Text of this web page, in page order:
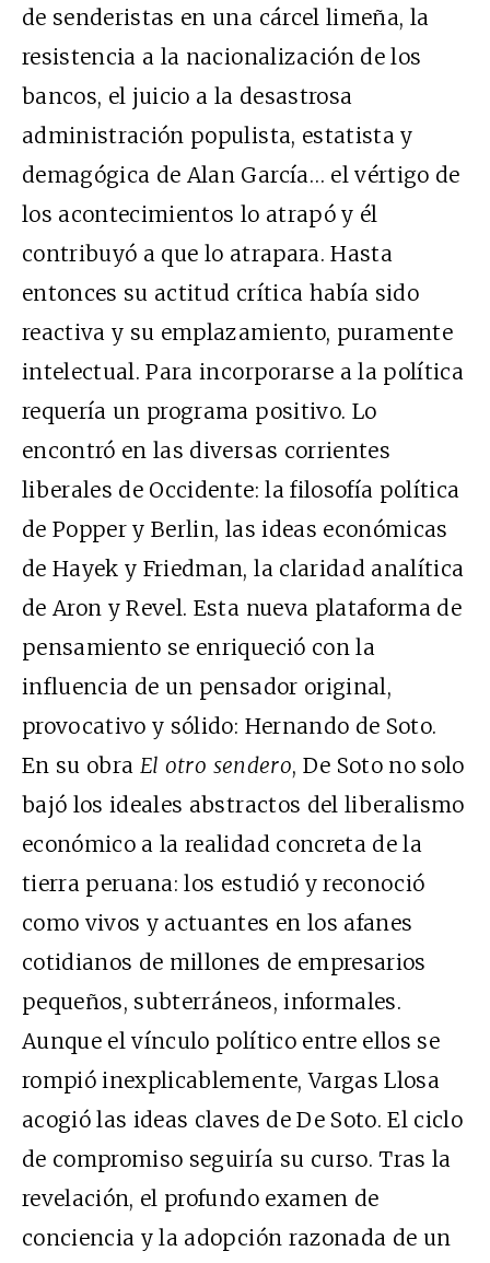
de senderistas en una cárcel limeña, la
resistencia a la nacionalización de los
bancos, el juicio a la desastrosa
administración populista, estatista y
demagógica de Alan García… el vértigo de
los acontecimientos lo atrapó y él
contribuyó a que lo atrapara. Hasta
entonces su actitud crítica había sido
reactiva y su emplazamiento, puramente
intelectual. Para incorporarse a la política
requería un programa positivo. Lo
encontró en las diversas corrientes
liberales de Occidente: la filosofía política
de Popper y Berlin, las ideas económicas
de Hayek y Friedman, la claridad analítica
de Aron y Revel. Esta nueva plataforma de
pensamiento se enriqueció con la
influencia de un pensador original,
provocativo y sólido: Hernando de Soto.
En su obra El otro sendero, De Soto no solo
bajó los ideales abstractos del liberalismo
económico a la realidad concreta de la
tierra peruana: los estudió y reconoció
como vivos y actuantes en los afanes
cotidianos de millones de empresarios
pequeños, subterráneos, informales.
Aunque el vínculo político entre ellos se
rompió inexplicablemente, Vargas Llosa
acogió las ideas claves de De Soto. El ciclo
de compromiso seguiría su curso. Tras la
revelación, el profundo examen de
conciencia y la adopción razonada de un